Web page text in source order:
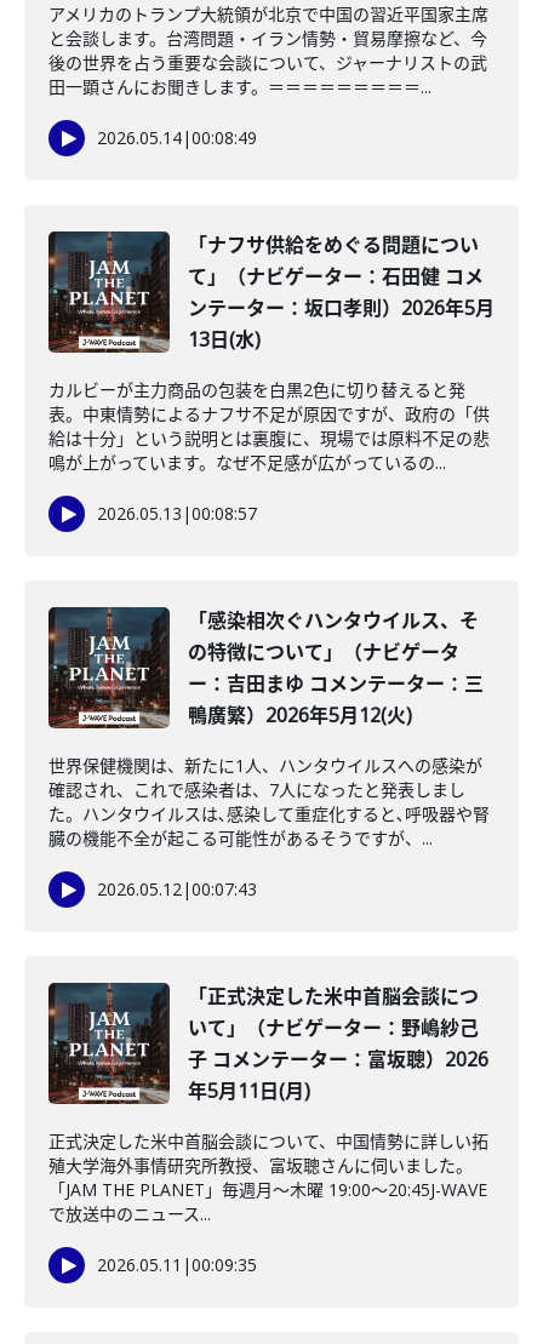
アメリカのトランプ大統領が北京で中国の習近平国家主席
と会談します。台湾問題・イラン情勢・貿易摩擦など、今
後の世界を占う重要な会談について、ジャーナリストの武
田一顕さんにお聞きします。＝＝＝＝＝＝＝＝＝...
2026.05.14|00:08:49
「ナフサ供給をめぐる問題につい
て」（ナビゲーター：石田健 コメ
ンテーター：坂口孝則）2026年5月
13日(水)
カルビーが主力商品の包装を白黒2色に切り替えると発
表。中東情勢によるナフサ不足が原因ですが、政府の「供
給は十分」という説明とは裏腹に、現場では原料不足の悲
鳴が上がっています。なぜ不足感が広がっているの...
2026.05.13 |00:08:57
「感染相次ぐハンタウイルス、そ
の特徴について」（ナビゲータ
ー：吉田まゆ コメンテーター：三
鴨廣繁）2026年5月12(火)
世界保健機関は、新たに1人、ハンタウイルスへの感染が
確認され、これで感染者は、7人になったと発表しまし
た。ハンタウイルスは､感染して重症化すると､呼吸器や腎
臓の機能不全が起こる可能性があるそうですが、...
2026.05.12|00:07:43
「正式決定した米中首脳会談につ
いて」（ナビゲーター：野嶋紗己
子 コメンテーター：富坂聰）2026
年5月11日(月)
正式決定した米中首脳会談について、中国情勢に詳しい拓
殖大学海外事情研究所教授、富坂聰さんに伺いました。
「JAM THE PLANET」毎週月～木曜 19:00～20:45J-WAVE
で放送中のニュース...
2026.05.11 |00:09:35